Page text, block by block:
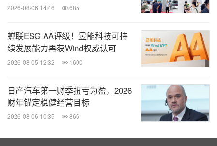
2026-08-06 14:46 685
蝉联ESG AA评级！昱能科技可持
续发展能力再获Wind权威认可
2026-08-05 12:32 1600
日产汽车第一财季扭亏为盈，2026
财年锚定稳健经营目标
2026-08-06 10:35 866